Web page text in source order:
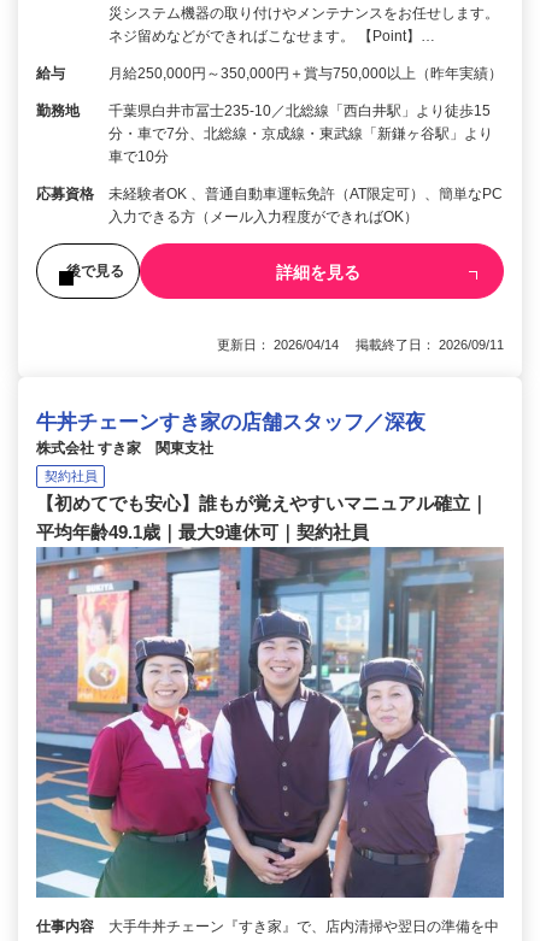
災システム機器の取り付けやメンテナンスをお任せします。
ネジ留めなどができればこなせます。 【Point】…
給与 月給250,000円～350,000円＋賞与750,000以上（昨年実績）
勤務地
千葉県白井市冨士235-10／北総線「西白井駅」より徒歩15
分・車で7分、北総線・京成線・東武線「新鎌ヶ谷駅」より
車で10分
応募資格
未経験者OK 、普通自動車運転免許（AT限定可）、簡単なPC
入力できる方（メール入力程度ができればOK）
後で見る 詳細を見る
更新日： 2026/04/14 掲載終了日： 2026/09/11
牛丼チェーンすき家の店舗スタッフ／深夜
株式会社 すき家 関東支社
契約社員
【初めてでも安心】誰もが覚えやすいマニュアル確立｜
平均年齢49.1歳｜最大9連休可｜契約社員
仕事内容 大手牛丼チェーン『すき家』で、店内清掃や翌日の準備を中